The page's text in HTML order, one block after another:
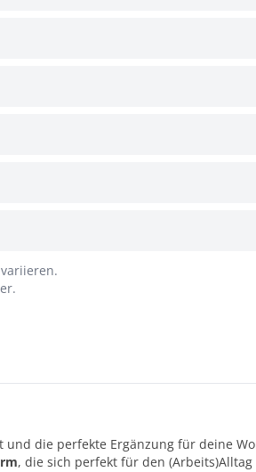
die perfekte Ergänzung für deine
, die sich perfekt für den (Arbeits)Alltag